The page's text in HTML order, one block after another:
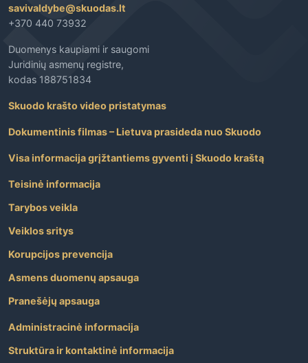
savivaldybe@skuodas.lt
+370 440 73932
Duomenys kaupiami ir saugomi
Juridinių asmenų registre,
kodas 188751834
Skuodo krašto video pristatymas
Dokumentinis filmas – Lietuva prasideda nuo Skuodo
Visa informacija grįžtantiems gyventi į Skuodo kraštą
Teisinė informacija
Tarybos veikla
Veiklos sritys
Korupcijos prevencija
Asmens duomenų apsauga
Pranešėjų apsauga
Administracinė informacija
Struktūra ir kontaktinė informacija